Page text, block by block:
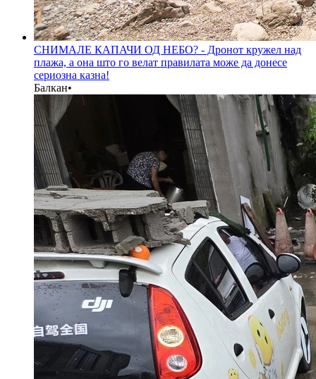
СНИМАЛЕ КАПАЧИ ОД НЕБО? - Дронот кружел над
плажа, а она што го велат правилата може да донесе
сериозна казна!
Балкан•